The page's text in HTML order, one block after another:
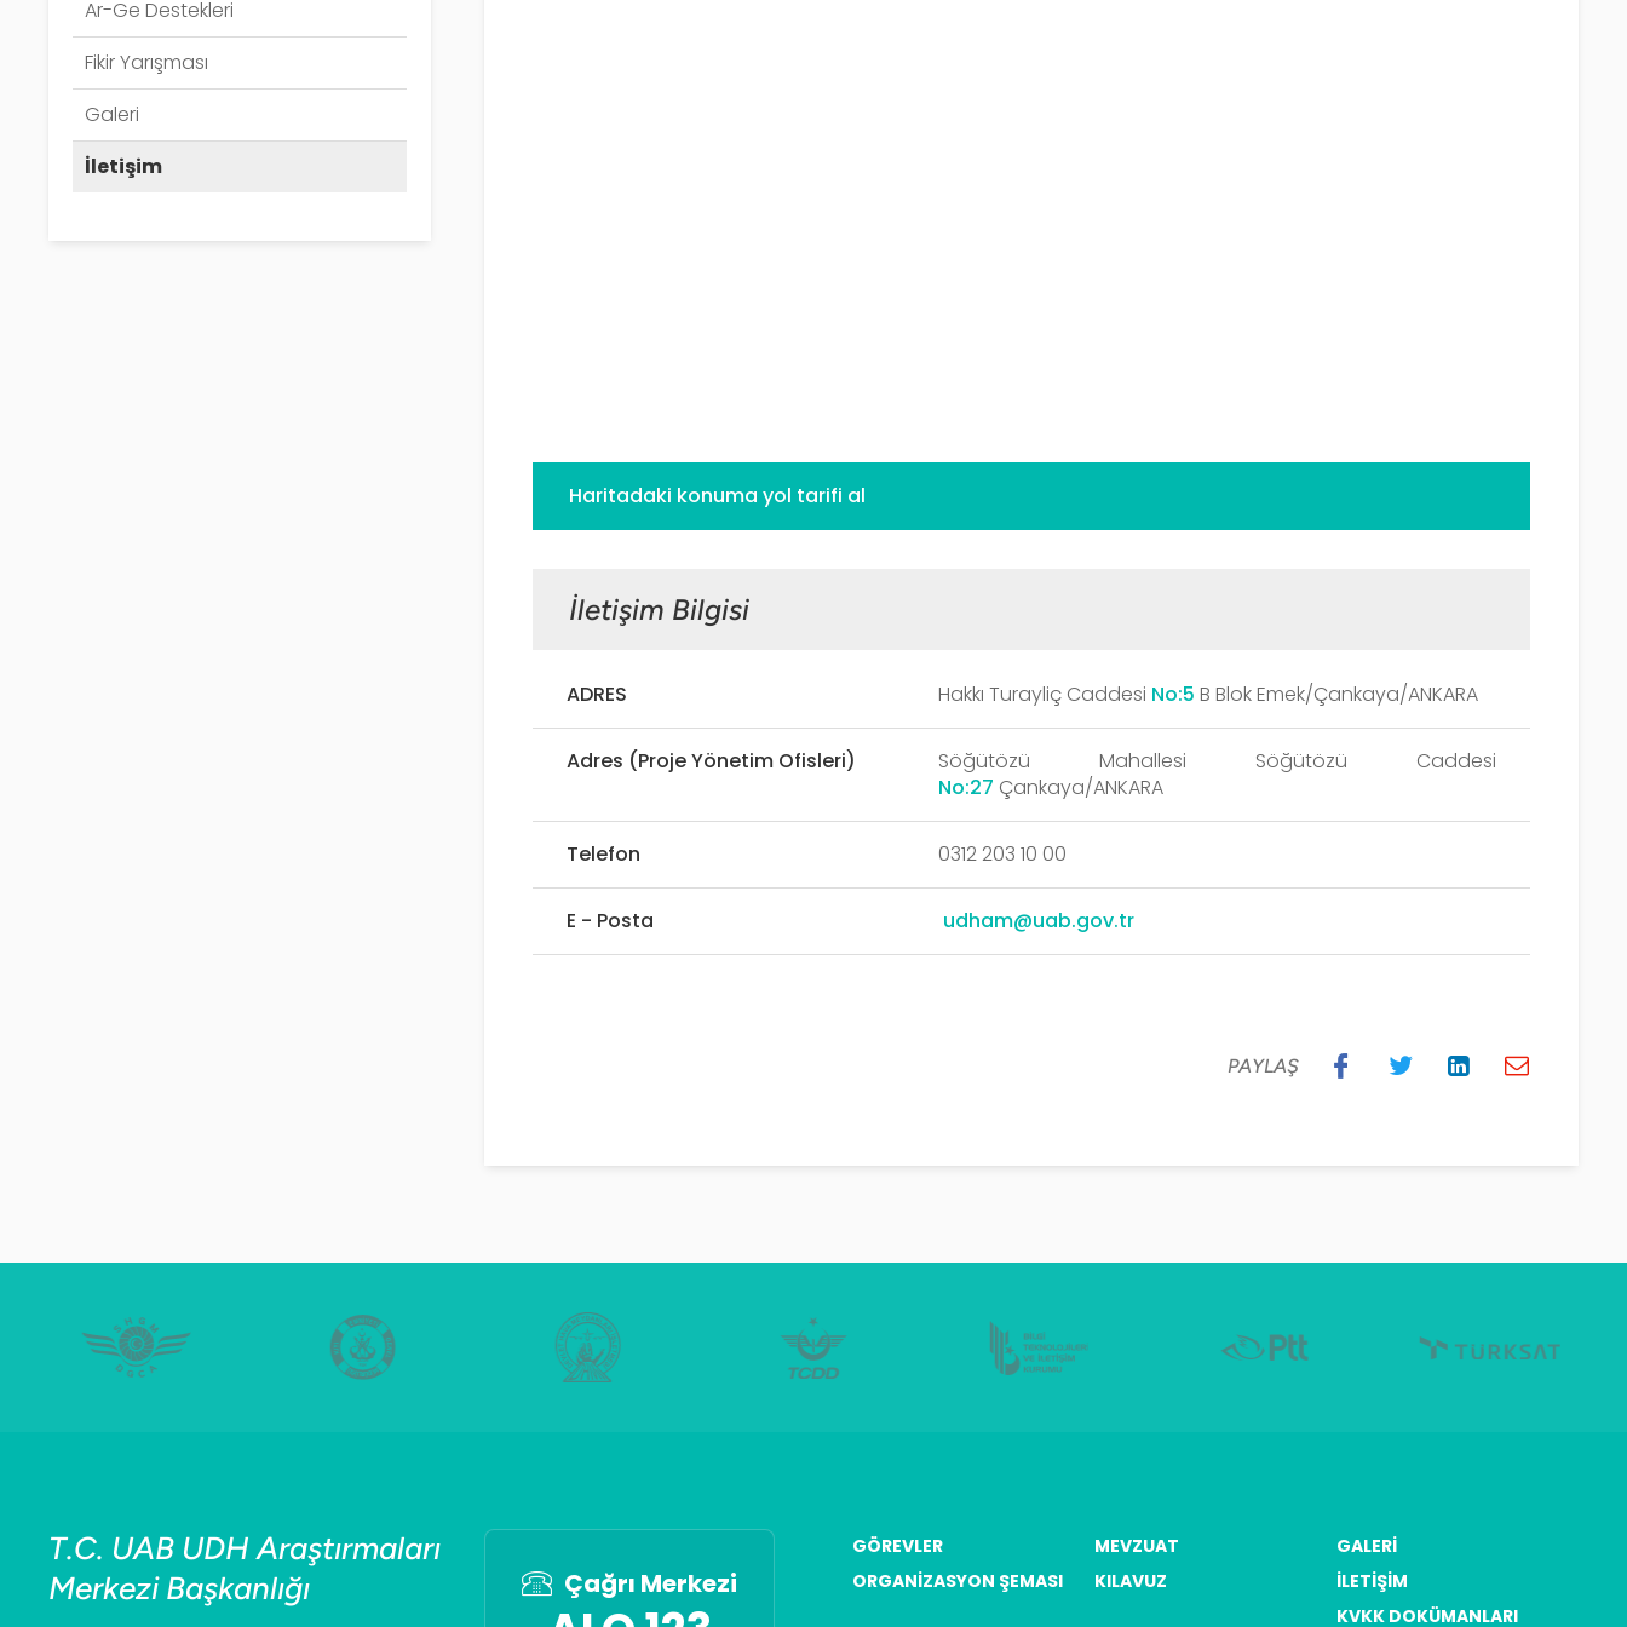
Ar-Ge Destekleri
Fikir Yarışması
Galeri
İletişim
Haritadaki konuma yol tarifi al
İletişim Bilgisi
ADRES Hakkı Turayliç Caddesi No:5 B Blok Emek/Çankaya/ANKARA
Adres (Proje Yönetim Ofisleri)
Söğütözü Mahallesi Söğütözü Caddesi
No:27 Çankaya/ANKARA
Telefon 0312 203 10 00
E - Posta udham@uab.gov.tr
PAYLAŞ
T.C. UAB UDH Araştırmaları
Merkezi Başkanlığı
Çağrı Merkezi
GÖREVLER
ORGANIZASYON ŞEMASI
MEVZUAT
KILAVUZ
GALERI
İLETIŞIM
KVKK DOKÜMANLARI